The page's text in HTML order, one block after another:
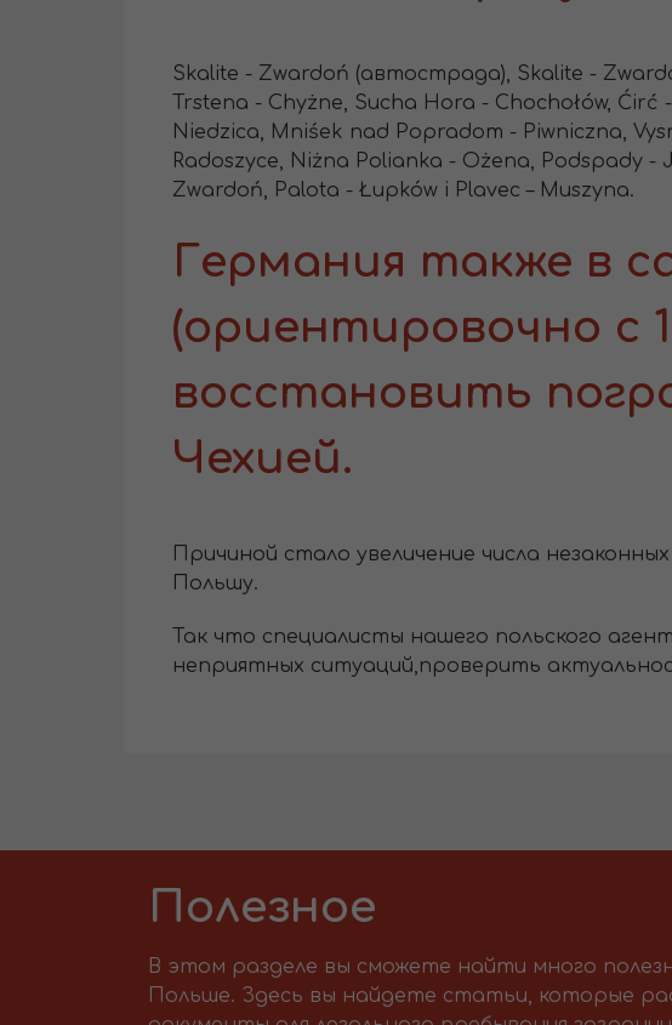
Skalite - Zwardoń (автострада), Skalite -
Trstena - Chyżne, Sucha Hora - Chochołów,
Niedzica, Mniśek nad Popradom - Piwniczna,
Radoszyce, Niżna Polianka - Ożena, Podspady
Zwardoń, Palota - Łupków i Plavec – Muszyna.
Германия также в
(ориентировочно с
восстановить
Чехией.
Причиной стало увеличение числа
Польшу.
Так что специалисты нашего польского
неприятных ситуаций,проверить
Полезное
В этом разделе вы сможете найти много
Польше. Здесь вы найдете статьи, которые